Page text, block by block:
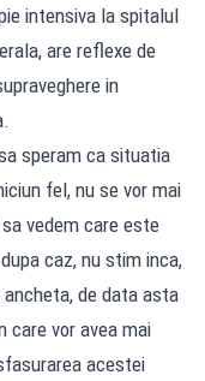
intensiva la spitalul
are reflexe de
in
speram ca situatia
fel, nu se vor mai
vedem care este
caz, nu stim inca,
de data asta
care vor avea mai
acestei